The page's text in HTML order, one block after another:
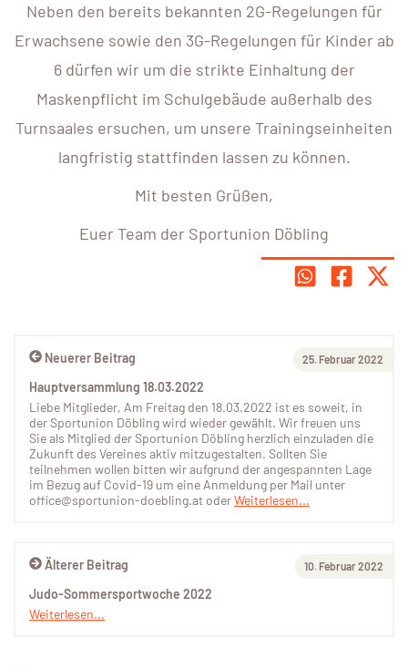
Neben den bereits bekannten 2G-Regelungen für
Erwachsene sowie den 3G-Regelungen für Kinder ab
6 dürfen wir um die strikte Einhaltung der
Maskenpflicht im Schulgebäude außerhalb des
Turnsaales ersuchen, um unsere Trainingseinheiten
langfristig stattfinden lassen zu können.
Mit besten Grüßen,
Euer Team der Sportunion Döbling
Älterer Beitrag 10. Februar 2022
Judo-Sommersportwoche 2022
Weiterlesen...
Neuerer Beitrag 25. Februar 2022
Hauptversammlung 18.03.2022
Liebe Mitglieder, Am Freitag den 18.03.2022 ist es soweit, in
der Sportunion Döbling wird wieder gewählt. Wir freuen uns
Sie als Mitglied der Sportunion Döbling herzlich einzuladen die
Zukunft des Vereines aktiv mitzugestalten. Sollten Sie
teilnehmen wollen bitten wir aufgrund der angespannten Lage
im Bezug auf Covid-19 um eine Anmeldung per Mail unter
office@sportunion-doebling.at oderWeiterlesen...